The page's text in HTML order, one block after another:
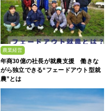
農業経営
年商30億の社長が就農支援 働きな
がら独立できる“フェードアウト型就
農”とは